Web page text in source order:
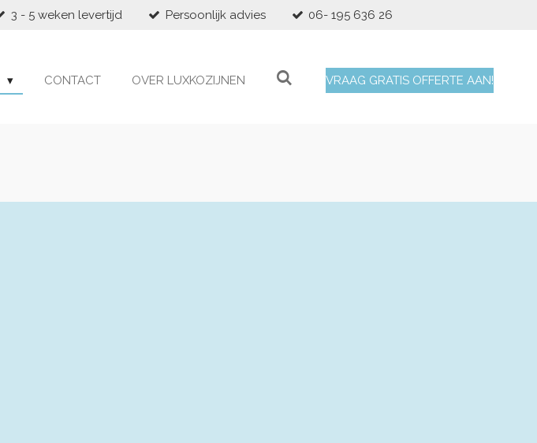
3 - 5 weken levertijd Persoonlijk advies 06- 195 636 26
CONTACT OVER LUXKOZIJNEN VRAAG GRATIS OFFERTE AAN!